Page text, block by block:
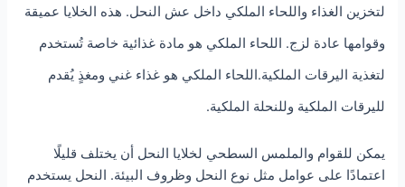
لتخزين الغذاء واللحاء الملكي داخل عش النحل. هذه الخلايا عميقة
وقوامها عادة لزج. اللحاء الملكي هو مادة غذائية خاصة تُستخدم
لتغذية اليرقات الملكية.اللحاء الملكي هو غذاء غني ومغذٍ يُقدم
لليرقات الملكية وللنحلة الملكية.
يمكن للقوام والملمس السطحي لخلايا النحل أن يختلف قليلًا
اعتمادًا على عوامل مثل نوع النحل وظروف البيئة. النحل يستخدم